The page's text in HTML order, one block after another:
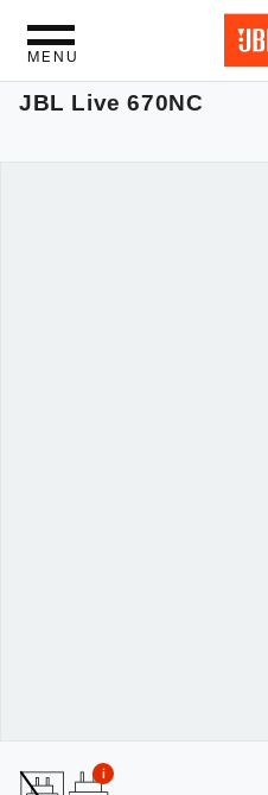
MENU
JBL Live 670NC